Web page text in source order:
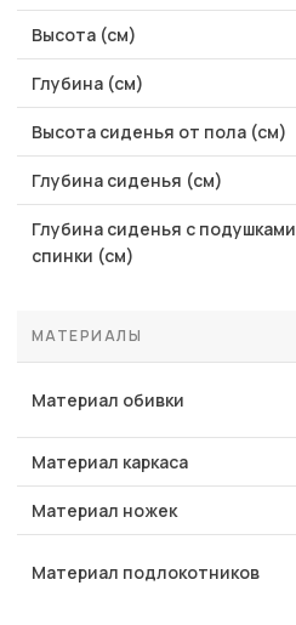
Высота (см)
Глубина (см)
Высота сиденья от пола (см)
Глубина сиденья (см)
Глубина сиденья с подушками
спинки (см)
МАТЕРИАЛЫ
Материал обивки
Материал каркаса
Материал ножек
Материал подлокотников